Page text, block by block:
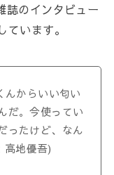
誌のインタビュー
います。
んからいい匂い
だ。今使ってい
ったけど、なん
高地優吾)